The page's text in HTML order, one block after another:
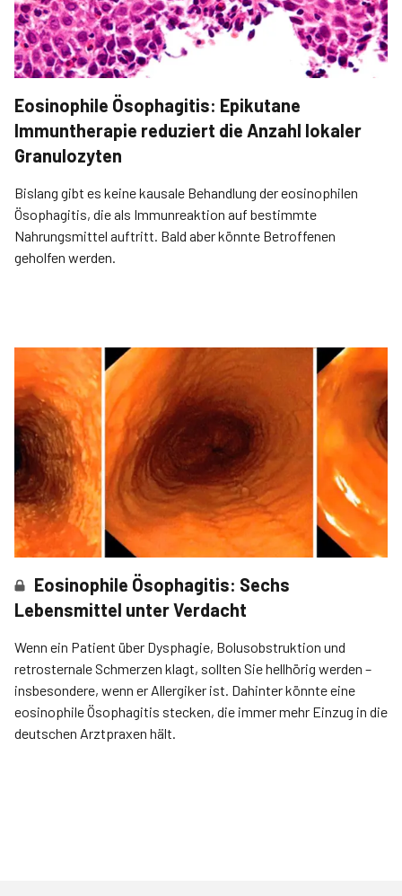
Eosinophile Ösophagitis: Epikutane
Immuntherapie reduziert die Anzahl lokaler
Granulozyten
Bislang gibt es keine kausale Behandlung der eosinophilen
Ösophagitis, die als Immunreaktion auf bestimmte
Nahrungsmittel auftritt. Bald aber könnte Betroffenen
geholfen werden.
Eosinophile Ösophagitis: Sechs
Lebensmittel unter Verdacht
Wenn ein Patient über Dysphagie, Bolusob­struktion und
retrosternale Schmerzen klagt, sollten Sie hellhörig werden –
insbesondere, wenn er Allergiker ist. Dahinter könnte eine
eosinophile Ösophagitis stecken, die immer mehr Einzug in die
deutschen Arztpraxen hält.